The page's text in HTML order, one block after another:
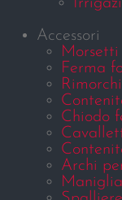
Accessori
Ferma
Chiodo
Archi